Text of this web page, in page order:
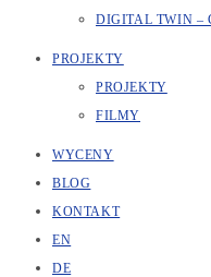
DIGITAL TWIN –
PROJEKTY
PROJEKTY
FILMY
WYCENY
BLOG
KONTAKT
EN
DE